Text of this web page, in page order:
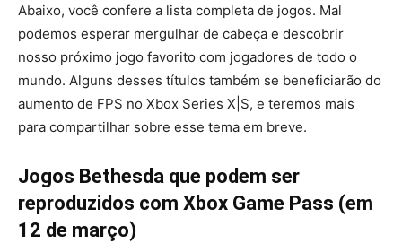
Abaixo, você confere a lista completa de jogos. Mal
podemos esperar mergulhar de cabeça e descobrir
nosso próximo jogo favorito com jogadores de todo o
mundo. Alguns desses títulos também se beneficiarão do
aumento de FPS no Xbox Series X|S, e teremos mais
para compartilhar sobre esse tema em breve.
Jogos Bethesda que podem ser
reproduzidos com Xbox Game Pass (em
12 de março)